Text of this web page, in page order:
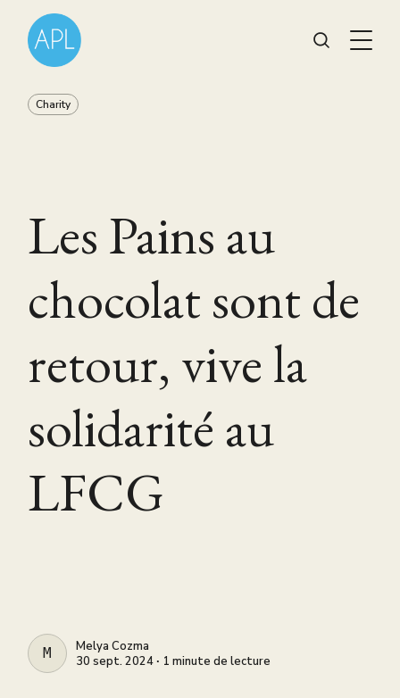
Charity
Les Pains au
chocolat sont de
retour, vive la
solidarité au
LFCG
MELYA COZMA
Melya Cozma
30 sept. 2024 ∙ 1 minute de lecture